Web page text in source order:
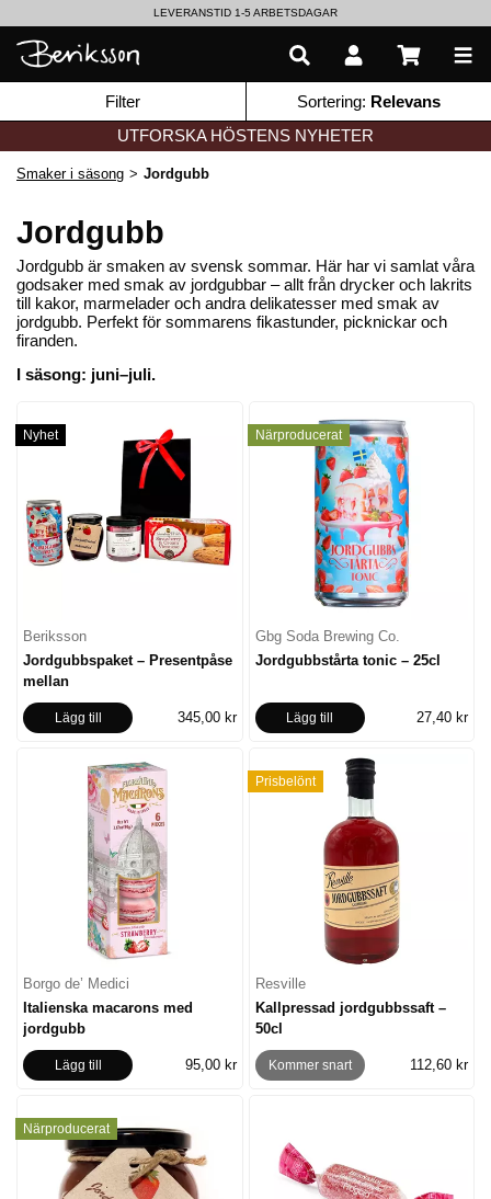
LEVERANSTID 1-5 ARBETSDAGAR
Filter Sortering: Relevans
UTFORSKA HÖSTENS NYHETER
Smaker i säsong > Jordgubb
Jordgubb
Jordgubb är smaken av svensk sommar. Här har vi samlat våra
godsaker med smak av jordgubbar – allt från drycker och lakrits
till kakor, marmelader och andra delikatesser med smak av
jordgubb. Perfekt för sommarens fikastunder, picknickar och
firanden.
I säsong: juni–juli.
Nyhet
Beriksson
Jordgubbspaket – Presentpåse
mellan
Lägg till 345,00 kr
Närproducerat
Gbg Soda Brewing Co.
Jordgubbstårta tonic – 25cl
Lägg till 27,40 kr
Borgo de’ Medici
Italienska macarons med
jordgubb
Lägg till 95,00 kr
Prisbelönt
Resville
Kallpressad jordgubbssaft –
50cl
Kommer snart 112,60 kr
Närproducerat